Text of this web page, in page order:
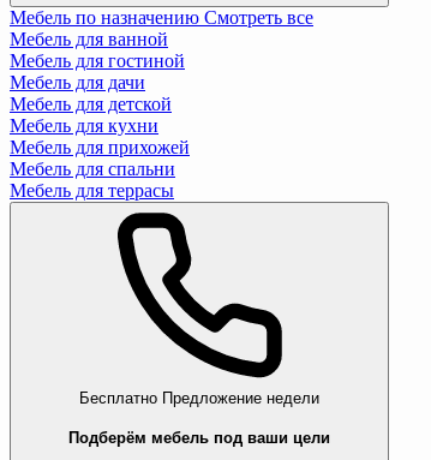
Мебель по назначению Смотреть все
Мебель для ванной
Мебель для гостиной
Мебель для дачи
Мебель для детской
Мебель для кухни
Мебель для прихожей
Мебель для спальни
Мебель для террасы
Бесплатно Предложение недели
Подберём мебель под ваши цели